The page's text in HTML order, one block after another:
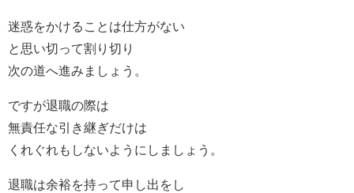
迷惑をかけることは仕方がない
と思い切って割り切り
次の道へ進みましょう。
ですが退職の際は
無責任な引き継ぎだけは
くれぐれもしないようにしましょう。
退職は余裕を持って申し出をし